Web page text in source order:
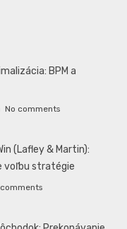
BPM a
No comments
(Lafley & Martin):
voľbu stratégie